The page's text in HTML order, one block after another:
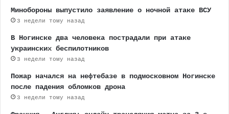
Минобороны выпустило заявление о ночной атаке ВСУ
3 недели тому назад
В Ногинске два человека пострадали при атаке
украинских беспилотников
3 недели тому назад
Пожар начался на нефтебазе в подмосковном Ногинске
после падения обломков дрона
3 недели тому назад